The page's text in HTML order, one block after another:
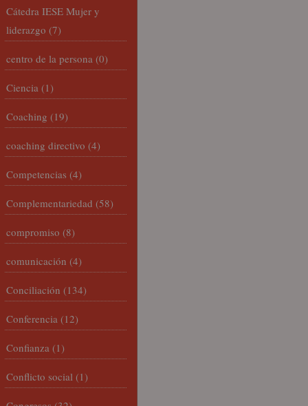
Cátedra IESE Mujer y
liderazgo (7)
centro de la persona (0)
Ciencia (1)
Coaching (19)
coaching directivo (4)
Competencias (4)
Complementariedad (58)
compromiso (8)
comunicación (4)
Conciliación (134)
Conferencia (12)
Confianza (1)
Conflicto social (1)